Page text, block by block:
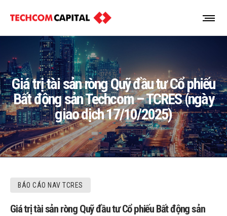
Giá trị tài sản ròng Quỹ đầu tư Cổ phiếu
Bất động sản Techcom – TCRES (ngày
giao dịch 17/10/2025)
BÁO CÁO NAV TCRES
Giá trị tài sản ròng Quỹ đầu tư Cổ phiếu Bất động sản